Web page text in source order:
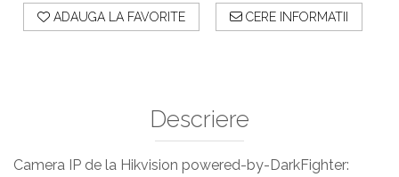
ADAUGA LA FAVORITE CERE INFORMATII
Descriere
Camera IP de la Hikvision powered-by-DarkFighter: